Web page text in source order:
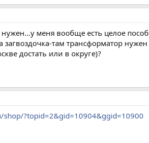
меня вообще есть целое
загвоздочка-там трансформатор
достать или в округе)?
?topid=2&gid=10904&ggid=10900